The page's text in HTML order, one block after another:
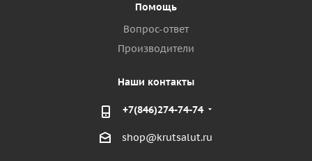
Помощь
Вопрос-ответ
Производители
Наши контакты
+7(846)274-74-74
shop@krutsalut.ru